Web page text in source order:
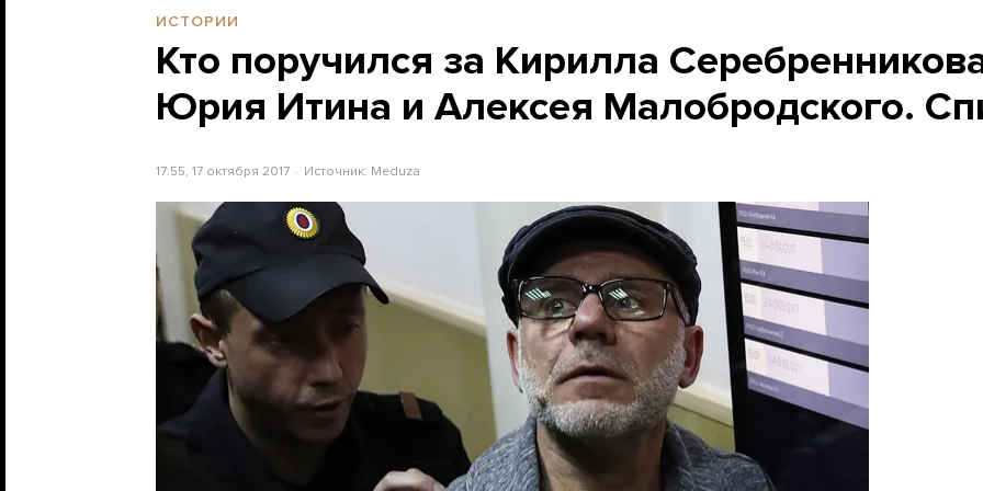
ИСТОРИИ
Кто поручился за Кирилла
Юрия Итина и Алексея Малобродского.
17:55, 17 октября 2017 Источник: Meduza